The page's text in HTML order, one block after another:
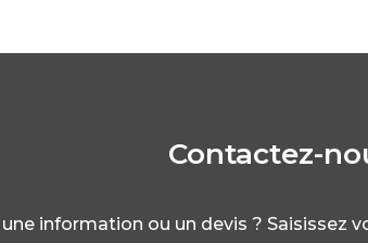
Contactez-
information ou un devis ? Saisissez